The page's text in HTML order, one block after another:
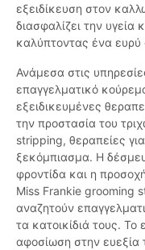
εξειδίκευση στον
διασφαλίζει την υγεία
καλύπτοντας ένα
Ανάμεσα στις
επαγγελματικό
εξειδικευμένες
την προστασία του
stripping, θεραπείες
ξεκόμπιασμα. Η
φροντίδα και η
Miss Frankie grooming
αναζητούν
τα κατοικίδιά τους.
αφοσίωση στην